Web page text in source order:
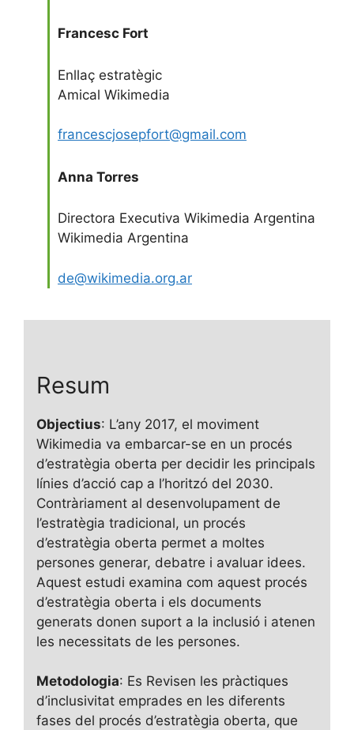
Francesc Fort
Enllaç estratègic
Amical Wikimedia
francescjosepfort@gmail.com
Anna Torres
Directora Executiva Wikimedia Argentina
Wikimedia Argentina
de@wikimedia.org.ar
Resum
Objectius: L’any 2017, el moviment
Wikimedia va embarcar-se en un procés
d’estratègia oberta per decidir les principals
línies d’acció cap a l’horitzó del 2030.
Contràriament al desenvolupament de
l’estratègia tradicional, un procés
d’estratègia oberta permet a moltes
persones generar, debatre i avaluar idees.
Aquest estudi examina com aquest procés
d’estratègia oberta i els documents
generats donen suport a la inclusió i atenen
les necessitats de les persones.
Metodologia: Es Revisen les pràctiques
d’inclusivitat emprades en les diferents
fases del procés d’estratègia oberta, que